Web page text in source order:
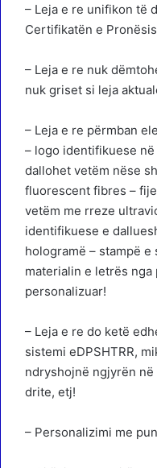
– Leja e re unifikon të
Certifikatën e
– Leja e re nuk
nuk griset si leja
– Leja e re përmban
– logo identifikuese
dallohet vetëm nëse
fluorescent fibres –
vetëm me rreze
identifikuese e
hologramë – stampë
materialin e letrës
personalizuar!
– Leja e re do ketë
sistemi eDPSHTRR,
ndryshojnë ngjyrën
drite, etj!
– Personalizimi me